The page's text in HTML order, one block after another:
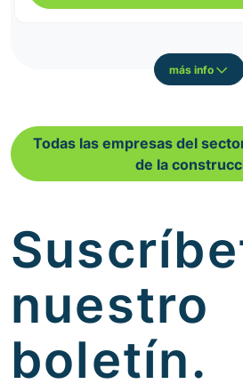
más info
Todas las empresas del
de la
nuestro
boletín.